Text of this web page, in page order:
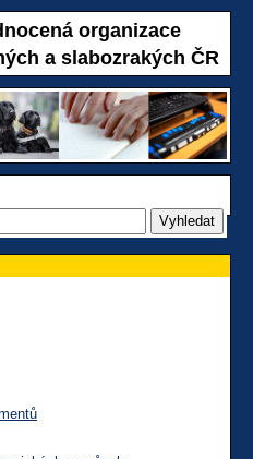
organizace
a slabozrakých ČR